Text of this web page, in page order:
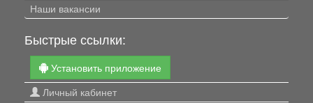
Наши вакансии
Быстрые ссылки:
Установить приложение
Личный кабинет